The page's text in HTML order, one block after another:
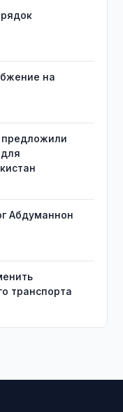
на
Абдуманнон
транспорта